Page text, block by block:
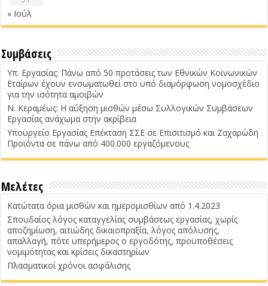
« Ιούλ
Συμβάσεις
Υπ. Εργασίας: Πάνω από 50 προτάσεις των Εθνικών Κοινωνικών
Εταίρων έχουν ενσωματωθεί στο υπό διαμόρφωση νομοσχέδιο
για την ισότητα αμοιβών
Ν. Κεραμέως: Η αύξηση μισθών μέσω Συλλογικών Συμβάσεων
Εργασίας ανάχωμα στην ακρίβεια
Υπουργείο Εργασίας Επέκταση ΣΣΕ σε Επισιτισμό και Ζαχαρώδη
Προϊόντα σε πάνω από 400.000 εργαζόμενους
Μελέτες
Κατώτατα όρια μισθών και ημερομισθίων από 1.4.2023
Σπουδαίος λόγος καταγγελίας συμβάσεως εργασίας, χωρίς
αποζημίωση, αιτιώδης δικαιοπραξία, λόγος απόλυσης,
απαλλαγή, πότε υπερήμερος ο εργοδότης, προϋποθέσεις
νομιμότητας και κρίσεις δικαστηρίων
Πλασματικοί χρόνοι ασφάλισης